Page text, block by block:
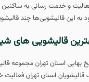
و خدمت رسانی به ساکنین
این قالیشویی‌ها چند
قالیشویی های
بهایی استان تهران مجموعه
استان تهران